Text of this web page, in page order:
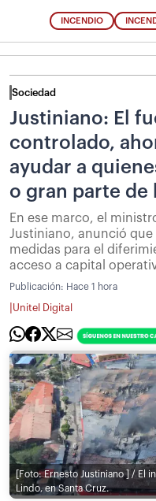
INCENDIO
Sociedad
Justiniano: El
controlado,
ayudar a
o gran parte de
En ese marco, el
Justiniano, anunció que
medidas para el
acceso a capital
Publicación: Hace 1 hora
Unitel Digital
[Foto: Ernesto Justiniano ] / El
Lindo, en Santa Cruz.